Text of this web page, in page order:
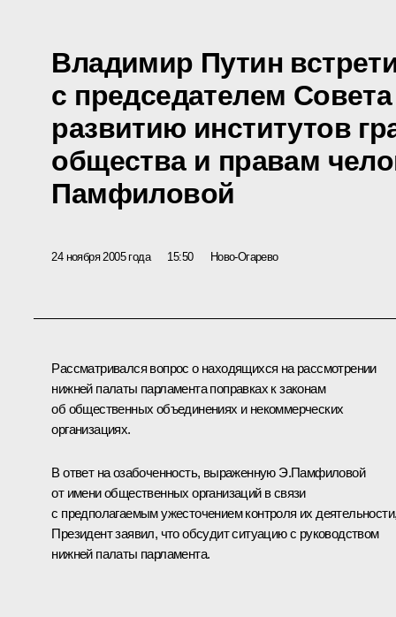
Владимир Путин
с председателем
развитию институтов
общества и правам
Памфиловой
24 ноября 2005 года 15:50 Ново-Огарево
Рассматривался вопрос о находящихся на рассмотрении
нижней палаты парламента поправках к законам
об общественных объединениях и некоммерческих
организациях.
В ответ на озабоченность, выраженную Э.Памфиловой
от имени общественных организаций в связи
с предполагаемым ужесточением контроля их
Президент заявил, что обсудит ситуацию с руководством
нижней палаты парламента.